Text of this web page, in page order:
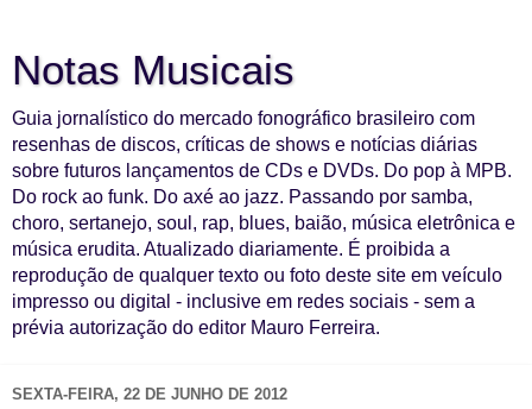
Notas Musicais
Guia jornalístico do mercado fonográfico brasileiro com
resenhas de discos, críticas de shows e notícias diárias
sobre futuros lançamentos de CDs e DVDs. Do pop à MPB.
Do rock ao funk. Do axé ao jazz. Passando por samba,
choro, sertanejo, soul, rap, blues, baião, música eletrônica e
música erudita. Atualizado diariamente. É proibida a
reprodução de qualquer texto ou foto deste site em veículo
impresso ou digital - inclusive em redes sociais - sem a
prévia autorização do editor Mauro Ferreira.
SEXTA-FEIRA, 22 DE JUNHO DE 2012